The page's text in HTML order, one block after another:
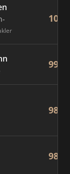
105
99
98
98